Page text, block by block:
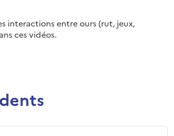
interactions entre ours (rut, jeux,
ces vidéos.
visuelles du réseau Ours brun-